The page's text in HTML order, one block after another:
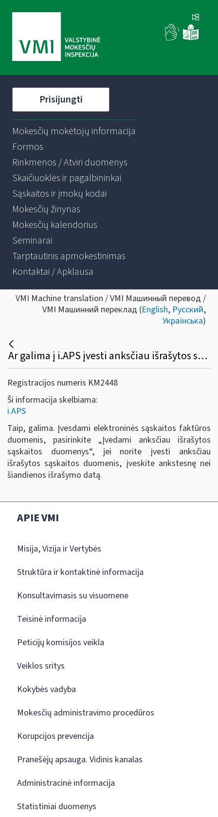
Prisijungti
Mokesčių mokėtojų informacija
Formos
Rinkmenos / Atviri duomenys
Skaičiuoklės ir pagalbininkai
Sąskaitos ir įmokų kodai
Mokesčių žinynas
Mokesčių kalendorius
Seminarai
Tarptautinis apmokestinimas
Kontaktai / Apklausa
VMI Machine translation / VMI Машинный перевод /
VMI Машинний переклад (English, Русский,
Українська)
Ar galima į i.APS įvesti anksčiau išrašytos sąskaitos faktūros duomenis?
Registracijos numeris KM2448
Ši informacija skelbiama:
i.APS
Taip, galima. Įvesdami elektroninės sąskaitos faktūros
duomenis, pasirinkite „Įvedami anksčiau išrašytos
sąskaitos duomenys“, jei norite įvesti anksčiau
išrašytos sąskaitos duomenis, įveskite ankstesnę nei
šiandienos išrašymo datą.
APIE VMI
Misija, Vizija ir Vertybės
Struktūra ir kontaktinė informacija
Konsultavimasis su visuomene
Teisinė informacija
Peticijų komisijos veikla
Veiklos sritys
Kokybės vadyba
Mokesčių administravimo procedūros
Korupcijos prevencija
Pranešėjų apsauga. Vidinis kanalas
Administracinė informacija
Statistiniai duomenys